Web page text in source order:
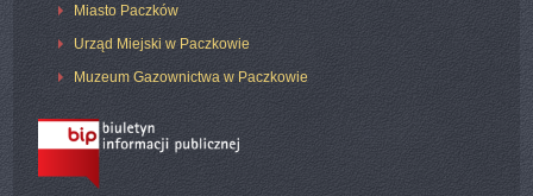
Miasto Paczków
Urząd Miejski w Paczkowie
Muzeum Gazownictwa w Paczkowie